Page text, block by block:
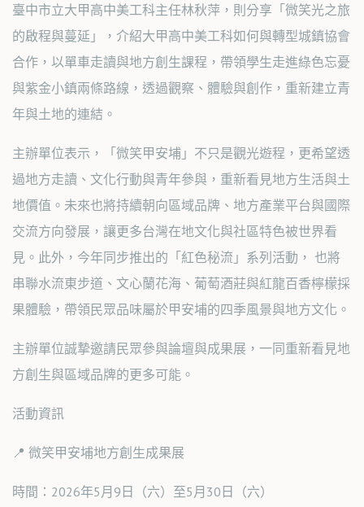
臺中市立大甲高中美工科主任林秋萍，則分享「微笑光之旅
的啟程與蔓延」，介紹大甲高中美工科如何與轉型城鎮協會
合作，以單車走讀與地方創生課程，帶領學生走進綠色忘憂
與紫金小鎮兩條路線，透過觀察、體驗與創作，重新建立青
年與土地的連結。
主辦單位表示，「微笑甲安埔」不只是觀光遊程，更希望透
過地方走讀、文化行動與青年參與，重新看見地方生活與土
地價值。未來也將持續朝向區域品牌、地方產業平台與國際
交流方向發展，讓更多台灣在地文化與社區特色被世界看
見。此外，今年同步推出的「紅色秘流」系列活動， 也將
串聯水流東步道、文心蘭花海、葡萄酒莊與紅龍百香檸檬採
果體驗，帶領民眾品味屬於甲安埔的四季風景與地方文化。
主辦單位誠摯邀請民眾參與論壇與成果展，一同重新看見地
方創生與區域品牌的更多可能。
活動資訊
📍 微笑甲安埔地方創生成果展
時間：2026年5月9日（六）至5月30日（六）